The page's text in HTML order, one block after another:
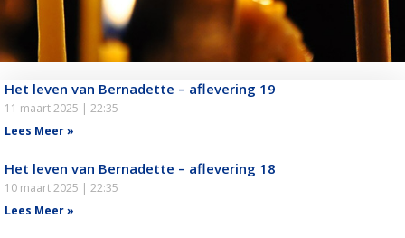
Het leven van Bernadette – aflevering 19
11 maart 2025
22:35
Lees Meer »
Het leven van Bernadette – aflevering 18
10 maart 2025
22:35
Lees Meer »